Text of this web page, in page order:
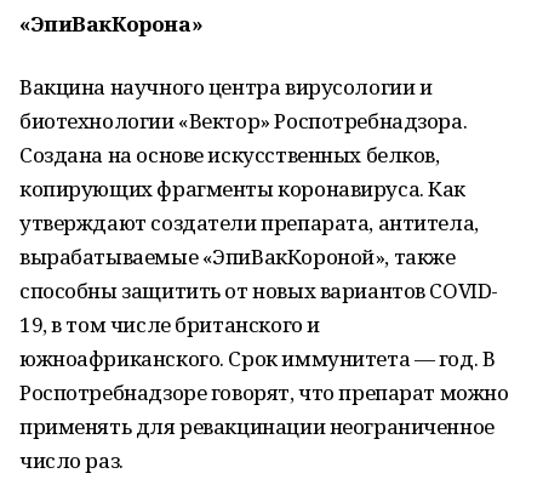
«ЭпиВакКорона»
Вакцина научного центра вирусологии и
биотехнологии «Вектор» Роспотребнадзора.
Создана на основе искусственных белков,
копирующих фрагменты коронавируса. Как
утверждают создатели препарата, антитела,
вырабатываемые «ЭпиВакКороной», также
способны защитить от новых вариантов COVID-
19, в том числе британского и
южноафриканского. Срок иммунитета — год. В
Роспотребнадзоре говорят, что препарат можно
применять для ревакцинации неограниченное
число раз.